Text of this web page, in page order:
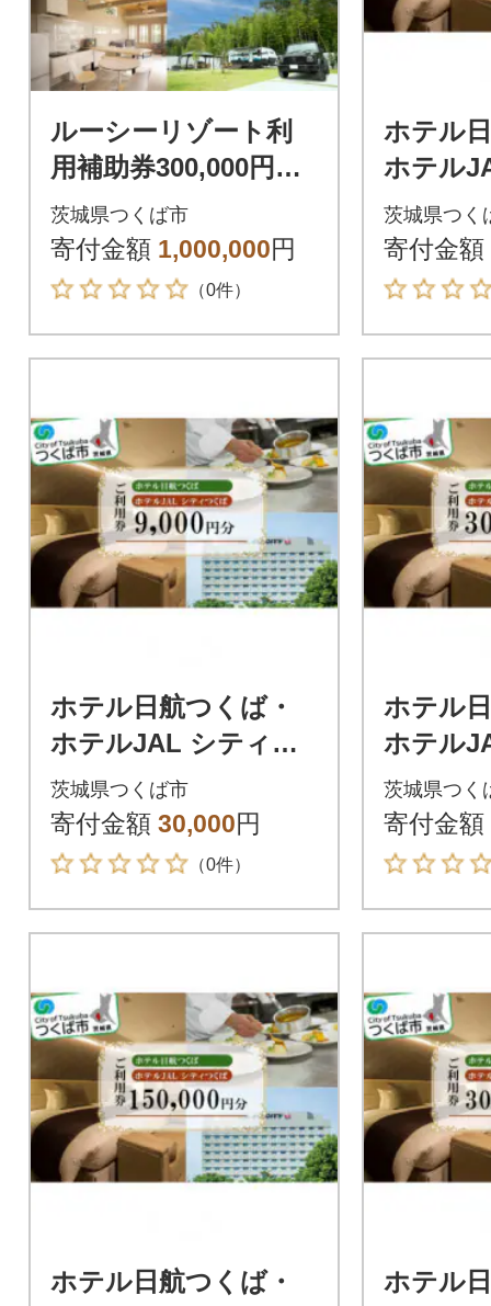
ルーシーリゾート利
用補助券300,000円分
[宿泊 体験 グランピン
グ ドッグラン BBQ]
茨城県つくば市
寄付金額 1,000,000円
（0件）
ホテル
ホテル
くば ご
円分
茨城県つく
寄付金額
ホテル日航つくば・
ホテルJAL シティつ
くば ご利用券9,000
円分
茨城県つくば市
寄付金額 30,000円
（0件）
ホテル
ホテル
くば ご
円分
茨城県つく
寄付金額
ホテル日航つくば・
ホテル